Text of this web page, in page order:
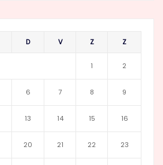
D V Z Z
1 2
6 7 8 9
13 14 15 16
20 21 22 23